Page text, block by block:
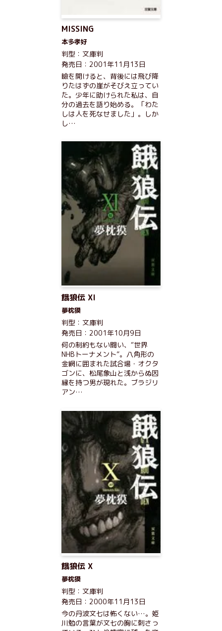
MISSING
本多孝好
判型：文庫判
発売日：2001年11月13日
瞼を開けると、背後には飛び降
りたはずの崖がそびえ立ってい
た。少年に助けられた私は、自
分の過去を語り始める。「わた
しは人を死なせました」。しか
し…
餓狼伝 XI
夢枕獏
判型：文庫判
発売日：2001年10月9日
何の制約もない闘い、“世界
NHBトーナメント”。八角形の
金網に囲まれた試合場・オクタ
ゴンに、松尾象山と浅からぬ因
縁を持つ男が現れた。ブラジリ
アン…
餓狼伝 X
夢枕獏
判型：文庫判
発売日：2000年11月13日
今の丹波文七は怖くない…。姫
川勉の言葉が文七の胸に刺さっ